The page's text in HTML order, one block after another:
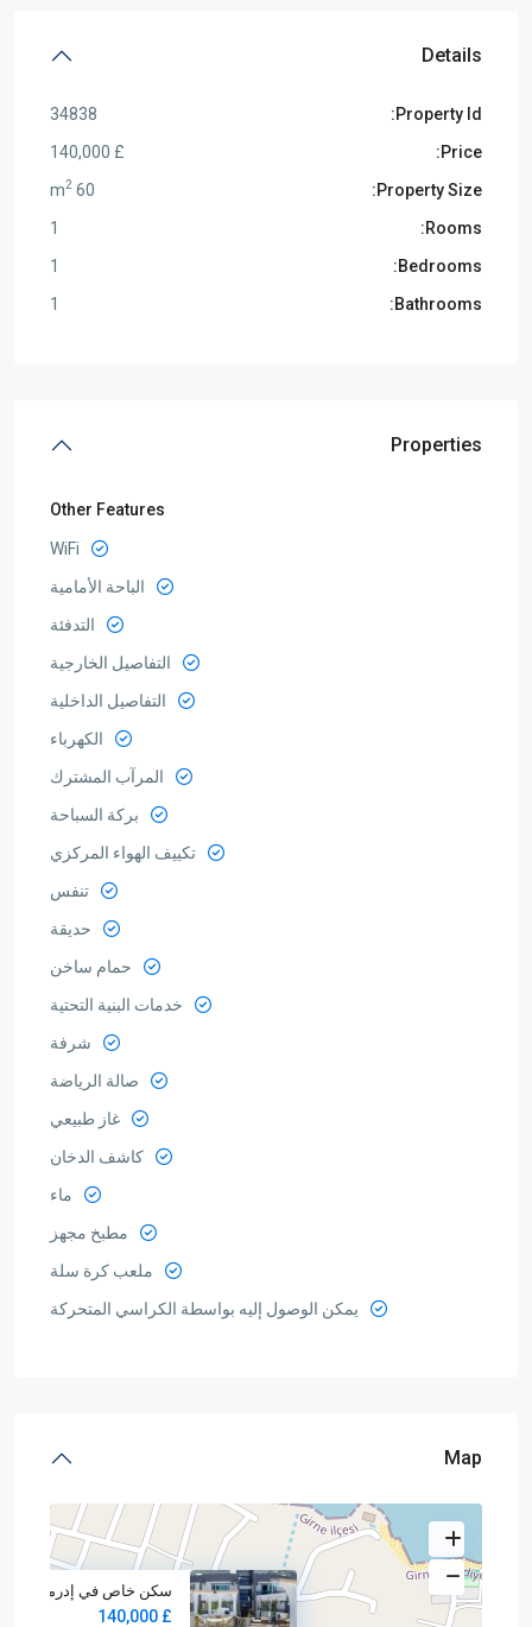
Details
Property Id:
34838
Price:
£ 140,000
Property Size:
60 m
2
Rooms:
1
Bedrooms:
1
Bathrooms:
1
Properties
Other Features
WiFi
الباحة الأمامية
التدفئة
التفاصيل الخارجية
التفاصيل الداخلية
الكهرباء
المرآب المشترك
بركة السباحة
تكييف الهواء المركزي
تنفس
حديقة
حمام ساخن
خدمات البنية التحتية
شرفة
صالة الرياضة
غاز طبيعي
كاشف الدخان
ماء
مطبخ مجهز
ملعب كرة سلة
يمكن الوصول إليه بواسطة الكراسي المتحركة
Map
سكن خاص في إدرميت
£ 140,000